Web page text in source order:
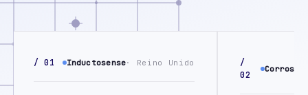
/ 01 Inductosense· Reino Unido
/
02